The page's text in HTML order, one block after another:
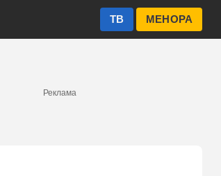
МЕНОРА
ТВ
Реклама